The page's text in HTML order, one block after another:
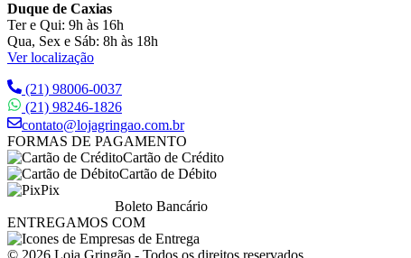
Duque de Caxias
Ter e Qui: 9h às 16h
Qua, Sex e Sáb: 8h às 18h
Ver localização
(21) 98006-0037
(21) 98246-1826
contato@lojagringao.com.br
FORMAS DE PAGAMENTO
Cartão de Crédito
Cartão de Débito
Pix
Boleto Bancário
ENTREGAMOS COM
© 2026 Loja Gringão - Todos os direitos reservados.